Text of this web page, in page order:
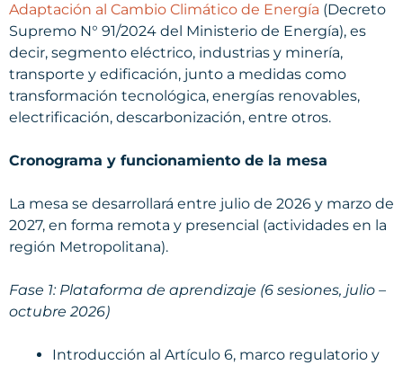
Adaptación al Cambio Climático de Energía (Decreto
Supremo N° 91/2024 del Ministerio de Energía), es
decir, segmento eléctrico, industrias y minería,
transporte y edificación, junto a medidas como
transformación tecnológica, energías renovables,
electrificación, descarbonización, entre otros.
Cronograma y funcionamiento de la mesa
La mesa se desarrollará entre julio de 2026 y marzo de
2027, en forma remota y presencial (actividades en la
región Metropolitana).
Fase 1: Plataforma de aprendizaje (6 sesiones, julio –
octubre 2026)
Introducción al Artículo 6, marco regulatorio y